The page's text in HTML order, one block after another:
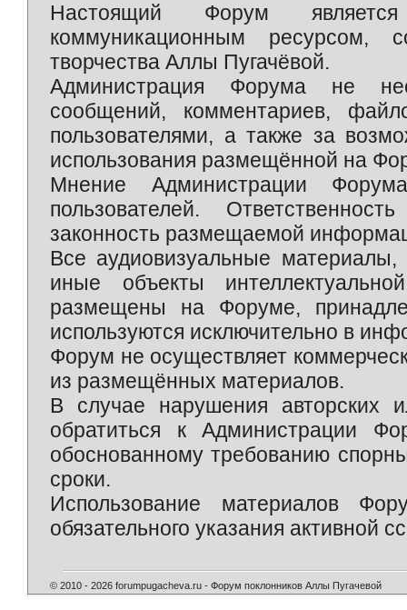
Настоящий Форум является
коммуникационным ресурсом,
творчества Аллы Пугачёвой.
Администрация Форума не
сообщений, комментариев,
пользователями, а также за
использования размещённой на
Мнение Администрации
пользователей.
законность размещаемой
Все аудиовизуальные
иные объекты
размещены на Форуме,
используются исключительно в
Форум не осуществляет
из размещённых материалов.
В случае нарушения авторских
обратиться к Администрации
обоснованному требованию
сроки.
Использование материалов
обязательного указания активной
© 2010 - 2026 forumpugacheva.ru - Форум поклонников Аллы Пугачевой